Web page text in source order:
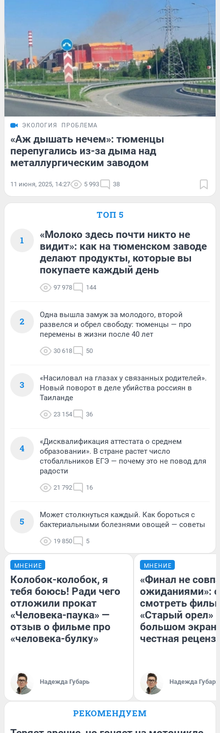
ЭКОЛОГИЯ ПРОБЛЕМА
«Аж дышать нечем»: тюменцы
перепугались из-за дыма над
металлургическим заводом
11 июня, 2025, 14:27 5 993 38
ТОП 5
1
«Молоко здесь почти никто не
видит»: как на тюменском заводе
делают продукты, которые вы
покупаете каждый день
97 978 144
2
Одна вышла замуж за молодого, второй
развелся и обрел свободу: тюменцы — про
перемены в жизни после 40 лет
30 618 50
3
«Насиловал на глазах у связанных родителей».
Новый поворот в деле убийства россиян в
Таиланде
23 154 36
4
«Дисквалификация аттестата о среднем
образовании». В стране растет число
стобалльников ЕГЭ — почему это не повод для
радости
21 792 16
5
Может столкнуться каждый. Как бороться с
бактериальными болезнями овощей — советы
19 850 5
МНЕНИЕ
Колобок-колобок, я
тебя боюсь! Ради чего
отложили прокат
«Человека-паука» —
отзыв о фильме про
«человека-булку»
Надежда Губарь
МНЕНИЕ
«Финал не
ожиданиями»:
смотреть
«Старый орел»
большом
честная
Надежда Губарь
РЕКОМЕНДУЕМ